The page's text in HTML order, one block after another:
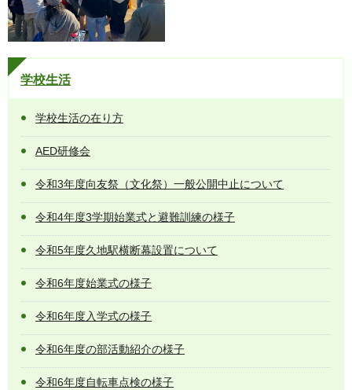
学校生活
学校生活の在り方
AED研修会
令和3年度向友祭（文化祭）一般公開中止について
令和4年度3学期始業式と避難訓練の様子
令和5年度久地駅横断幕設置について
令和6年度始業式の様子
令和6年度入学式の様子
令和6年度の部活動紹介の様子
令和6年度自転車点検の様子